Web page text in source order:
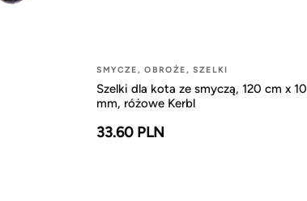
SMYCZE, OBROŻE, SZELKI
Szelki dla kota ze smyczą, 120 cm x 10
mm, różowe Kerbl
33.60 PLN